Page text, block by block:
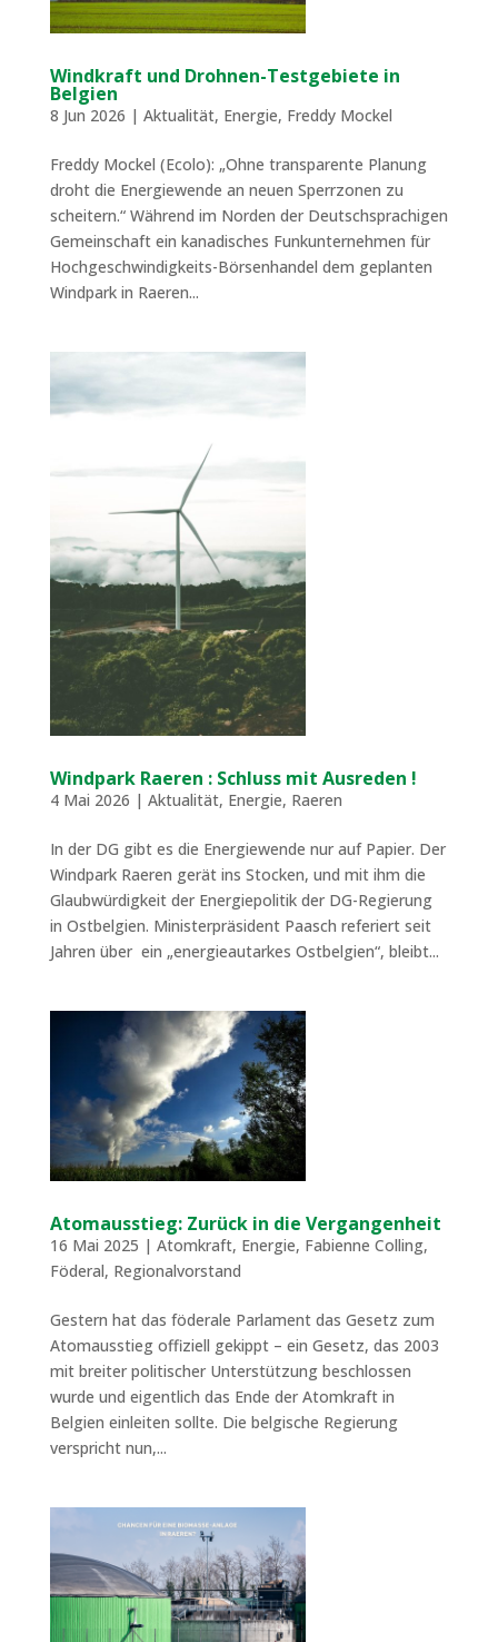
Windkraft und Drohnen-Testgebiete in
Belgien
8 Jun 2026 | Aktualität, Energie, Freddy Mockel
Freddy Mockel (Ecolo): „Ohne transparente Planung
droht die Energiewende an neuen Sperrzonen zu
scheitern.“ Während im Norden der Deutschsprachigen
Gemeinschaft ein kanadisches Funkunternehmen für
Hochgeschwindigkeits-Börsenhandel dem geplanten
Windpark in Raeren...
Windpark Raeren : Schluss mit Ausreden !
4 Mai 2026 | Aktualität, Energie, Raeren
In der DG gibt es die Energiewende nur auf Papier. Der
Windpark Raeren gerät ins Stocken, und mit ihm die
Glaubwürdigkeit der Energiepolitik der DG-Regierung
in Ostbelgien. Ministerpräsident Paasch referiert seit
Jahren über ein „energieautarkes Ostbelgien“, bleibt...
Atomausstieg: Zurück in die Vergangenheit
16 Mai 2025 | Atomkraft, Energie, Fabienne Colling,
Föderal, Regionalvorstand
Gestern hat das föderale Parlament das Gesetz zum
Atomausstieg offiziell gekippt – ein Gesetz, das 2003
mit breiter politischer Unterstützung beschlossen
wurde und eigentlich das Ende der Atomkraft in
Belgien einleiten sollte. Die belgische Regierung
verspricht nun,...